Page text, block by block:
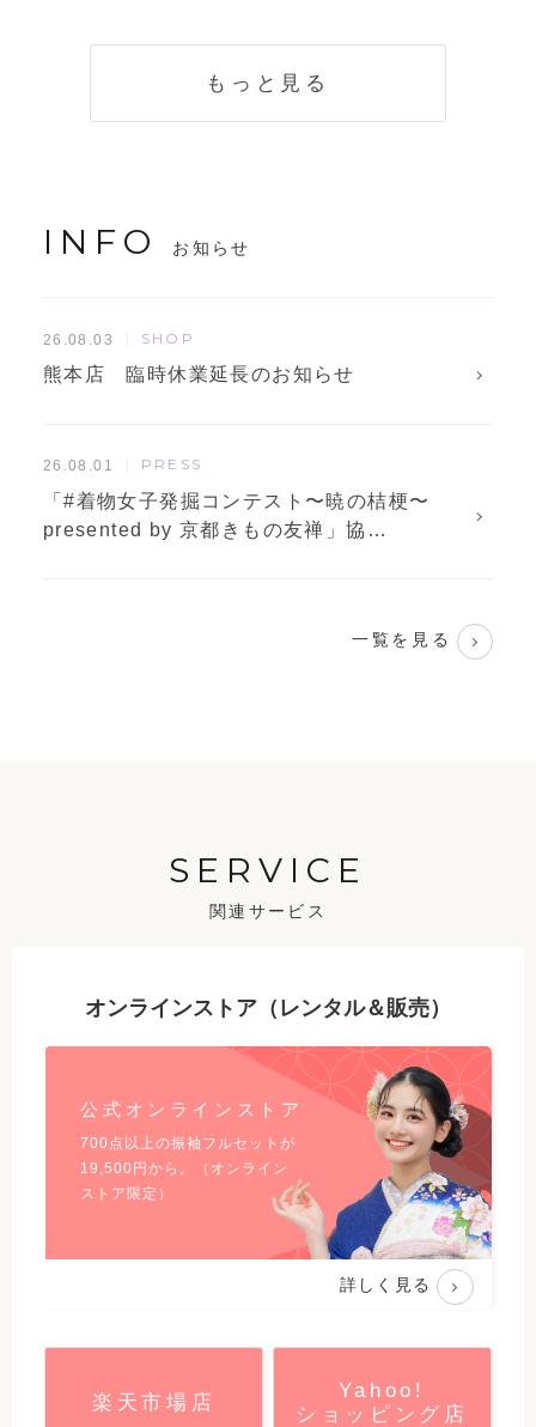
もっと見る
INFO お知らせ
26.08.03 SHOP
熊本店 臨時休業延長のお知らせ
26.08.01 PRESS
「#着物女子発掘コンテスト〜暁の桔梗〜
presented by 京都きもの友禅」協…
一覧を見る
SERVICE
関連サービス
オンラインストア（レンタル＆販売）
公式オンラインストア
700点以上の振袖フルセットが
19,500 円から。（オンライン
ストア限定）
詳しく見る
楽天市場店
Yahoo!
ショッピング店